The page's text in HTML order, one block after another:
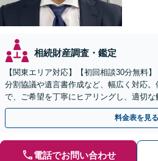
相続財産調査・鑑定
【関東エリア対応】【初回相談30分無料
分割協議や遺言書作成など、幅広く対応
で、ご希望を丁寧にヒアリングし、適切な
す。まずは無料相談でお悩みをお聞かせく
料金表を見る
電話でお問い合わせ